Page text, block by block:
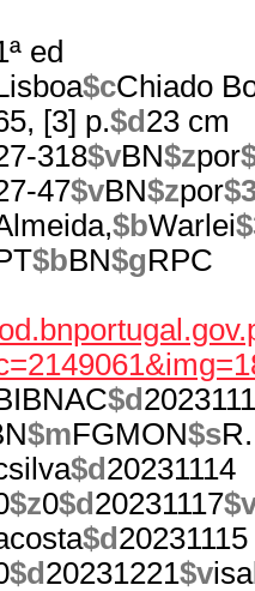
ed
$cChiado
[3] p.$d 23 cm
318$vBN$zpor
47$vBN$zpor
$bWarlei
$bBN$gRPC
$d
$mFGMON$s
$d 20231114
$z0$d 20231117
$d 20231115
$d 20231221$v